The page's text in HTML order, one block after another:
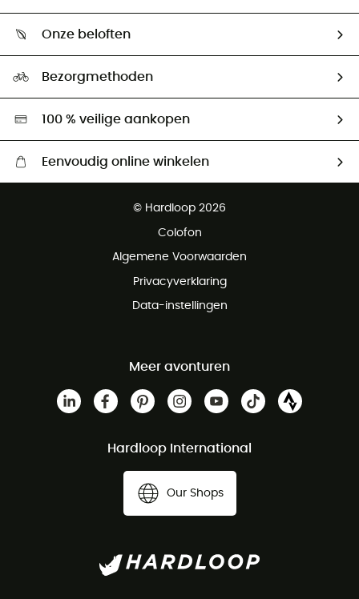
Retourzendingen & Terugbetalingen
Ambassadeurs
Onze beloften
Hardgreen
Bezorgmethoden
100 % veilige aankopen
Eenvoudig online winkelen
Gratis retourneren binnen 100 dagen
© Hardloop 2026
Colofon
Algemene Voorwaarden
Privacyverklaring
Data-instellingen
Meer avonturen
Hardloop International
Our Shops